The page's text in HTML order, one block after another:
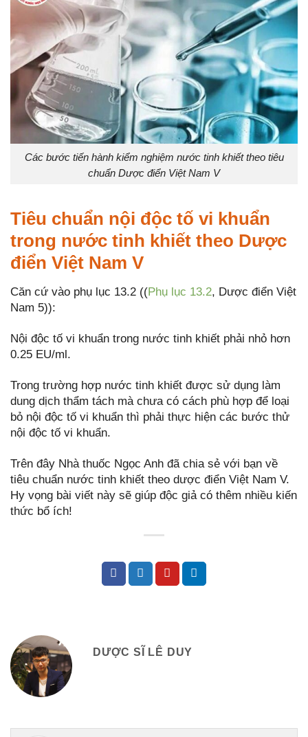
Các bước tiến hành kiểm nghiệm nước tinh khiết theo tiêu
chuẩn Dược điển Việt Nam V
Tiêu chuẩn nội độc tố vi khuẩn
trong nước tinh khiết theo Dược
điển Việt Nam V
Căn cứ vào phụ lục 13.2 ((Phụ lục 13.2, Dược điển Việt
Nam 5)):
Nội độc tố vi khuẩn trong nước tinh khiết phải nhỏ hơn
0.25 EU/ml.
Trong trường hợp nước tinh khiết được sử dụng làm
dung dịch thẩm tách mà chưa có cách phù hợp để loại
bỏ nội độc tố vi khuẩn thì phải thực hiện các bước thử
nội độc tố vi khuẩn.
Trên đây Nhà thuốc Ngọc Anh đã chia sẻ với bạn về
tiêu chuẩn nước tinh khiết theo dược điển Việt Nam V.
Hy vọng bài viết này sẽ giúp độc giả có thêm nhiều kiến
thức bổ ích!
DƯỢC SĨ LÊ DUY